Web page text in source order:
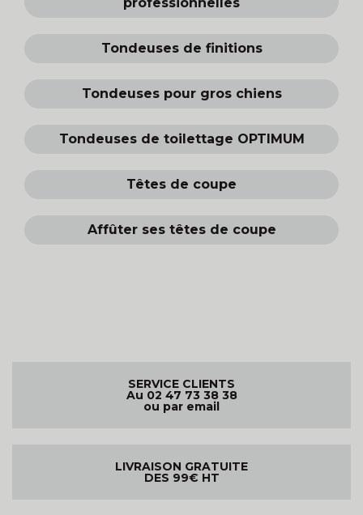
Tondeuses de finitions
Tondeuses pour gros chiens
Tondeuses de toilettage OPTIMUM
Têtes de coupe
Affûter ses têtes de coupe
SERVICE CLIENTS
Au 02 47 73 38 38
ou par email
LIVRAISON GRATUITE
DES 99€ HT